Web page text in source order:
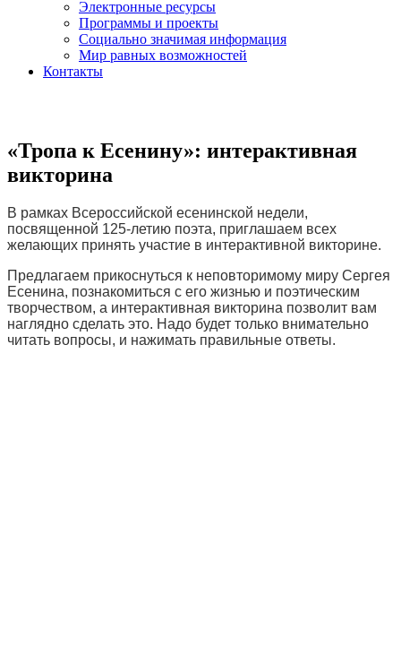
Электронные ресурсы
Программы и проекты
Социально значимая информация
Мир равных возможностей
Контакты
«Тропа к Есенину»: интерактивная
викторина
В рамках Всероссийской есенинской недели,
посвященной 125-летию поэта, приглашаем всех
желающих принять участие в интерактивной викторине.
Предлагаем прикоснуться к неповторимому миру Сергея
Есенина, познакомиться с его жизнью и поэтическим
творчеством, а интерактивная викторина позволит вам
наглядно сделать это. Надо будет только внимательно
читать вопросы, и нажимать правильные ответы.